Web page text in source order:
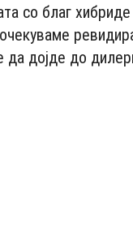
со благ
да дојде до